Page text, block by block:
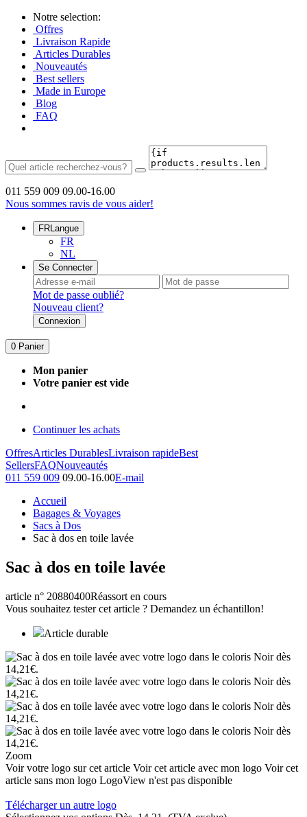
Notre selection:
Offres
Livraison Rapide
Articles Durables
Nouveautés
Best sellers
Made in Europe
Blog
FAQ
011 559 009 09.00-16.00
Nous sommes ravis de vous aider!
FRLangue
FR
NL
Se Connecter
Mot de passe oublié?
Nouveau client?
Connexion
0 Panier
Mon panier
Votre panier est vide
Continuer les achats
OffresArticles DurablesLivraison rapideBest
SellersFAQNouveautés
011 559 009 09.00-16.00E-mail
Accueil
Bagages & Voyages
Sacs à Dos
Sac à dos en toile lavée
Sac à dos en toile lavée
article n° 20880400Réassort en cours
Vous souhaitez tester cet article ? Demandez un échantillon!
Article durable
Zoom
Voir votre logo sur cet article Voir cet article avec mon logo Voir cet
article sans mon logo LogoView n'est pas disponible
Télécharger un autre logo